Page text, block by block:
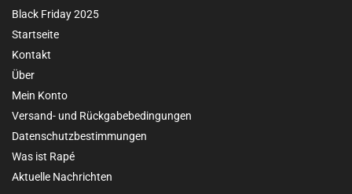
Black Friday 2025
Startseite
Kontakt
Über
Mein Konto
Versand- und Rückgabebedingungen
Datenschutzbestimmungen
Was ist Rapé
Aktuelle Nachrichten